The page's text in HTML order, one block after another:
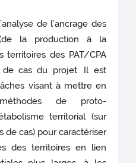
de l’ancrage des
la production à la
territoires des PAT/CPA
de cas du projet. Il est
visant à mettre en
de proto-
territorial (sur
cas) pour caractériser
des territoires en lien